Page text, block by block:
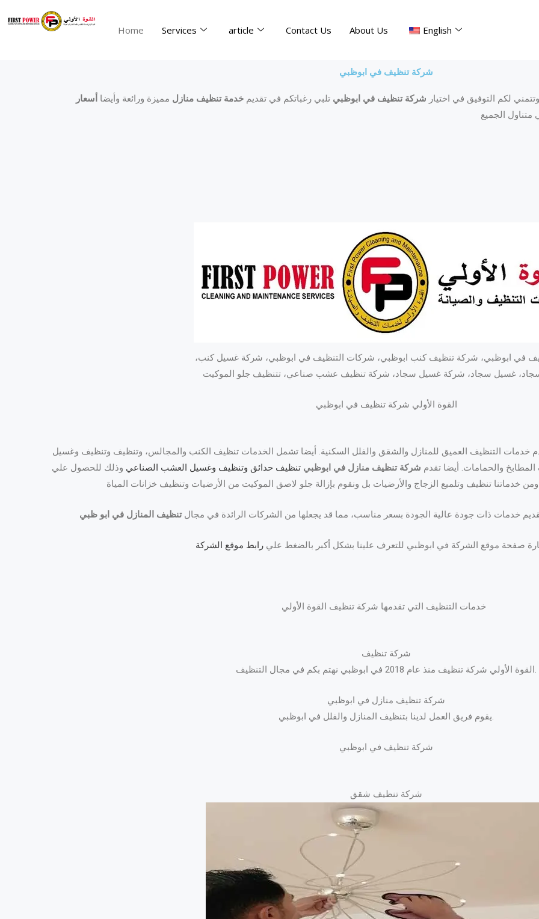
to
Home Services article Contact Us About Us English
شركة تنظيف في ابوظبي
لكم التوفيق في اختيار شركة تنظيف في ابوظبي تلبي رغباتكم في تقديم خدمة تنظيف منازل مميزة ورائعة وأيضا أسعار
في ابوظبي، شركة تنظيف كنب ابوظبي، شركات التنظيف في ابوظبي، شركة غسيل كنب،
غسيل سجاد، شركة غسيل سجاد، شركة تنظيف عشب صناعي، تتنظيف جلو الموكيت
القوة الأولي شركة تنظيف في ابوظبي
خدمات التنظيف العميق للمنازل والشقق والفلل السكنية. أيضا تشمل الخدمات تنظيف الكنب والمجالس، وتنظيف وتنظيف وغسيل
والحمامات. أيضا تقدم شركة تنظيف منازل في ابوظبي تنظيف حدائق وتنظيف وغسيل العشب الصناعي وذلك للحصول علي
خدمات ذات جودة عالية الجودة بسعر مناسب، مما قد يجعلها من الشركات الرائدة في مجالتنظيف المنازل في ابو ظبي
صفحة موقع الشركة في ابوظبي للتعرف علينا بشكل أكبر بالضغط علي رابط موقع الشركة
شركة تنظيف
القوة الأولي شركة تنظيف منذ عام 2018 في ابوظبي نهتم بكم في مجال التنظيف.
شركة تنظيف منازل في ابوظبي
يقوم فريق العمل لدينا بتنظيف المنازل والفلل في ابوظبي.
شركة تنظيف في ابوظبي
شركة تنظيف شقق